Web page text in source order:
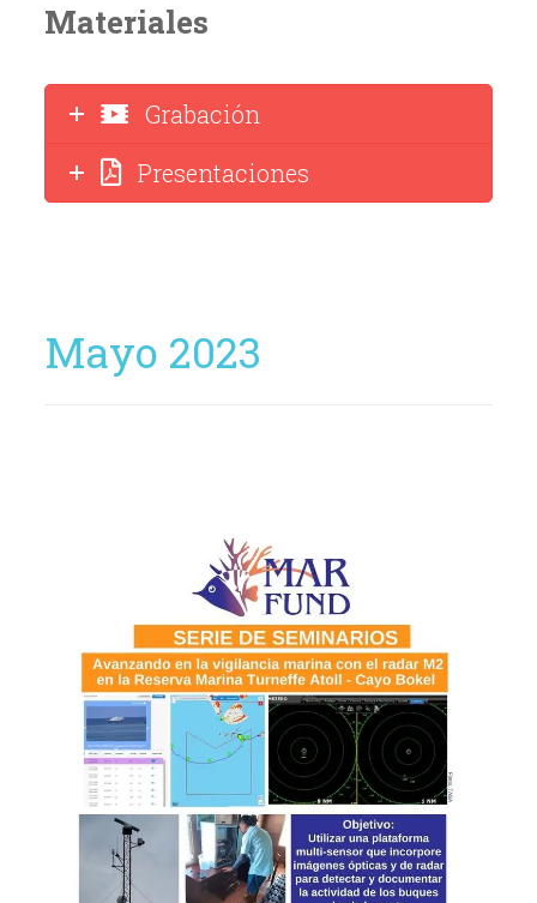
Materiales
Grabación
Presentaciones
Mayo 2023